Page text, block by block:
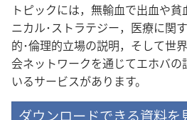
トピックには，無輸血で出血や
ニカル･ストラテジー，医療に関
的･倫理的立場の説明，そして世
会ネットワークを通じてエホバ
いるサービスがあります。
ダウンロードできる資料を